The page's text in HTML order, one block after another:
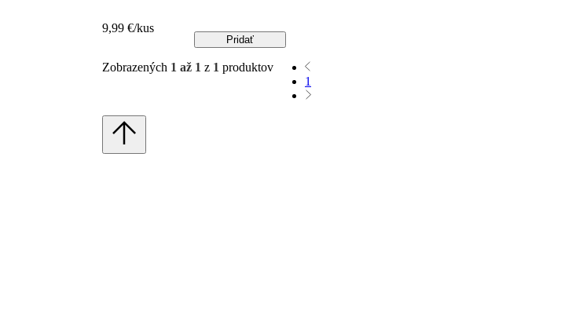
9,99 €/kus
Pridať
Zobrazených 1 až 1 z 1 produktov
1